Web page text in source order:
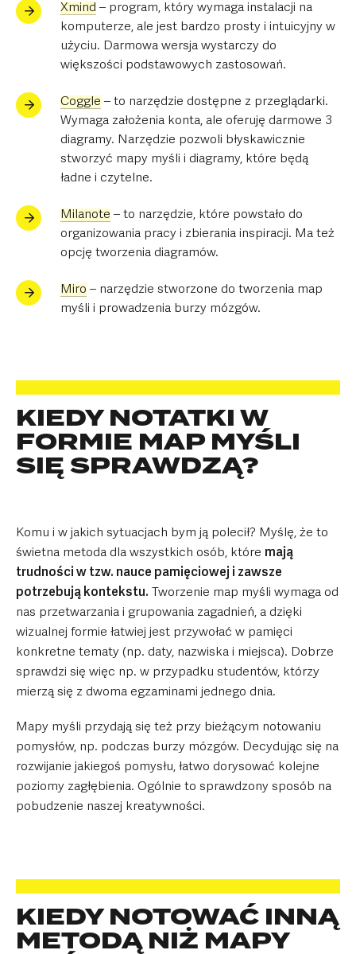
Xmind – program, który wymaga instalacji na
komputerze, ale jest bardzo prosty i intuicyjny w
użyciu. Darmowa wersja wystarczy do
większości podstawowych zastosowań.
Coggle – to narzędzie dostępne z przeglądarki.
Wymaga założenia konta, ale oferuję darmowe 3
diagramy. Narzędzie pozwoli błyskawicznie
stworzyć mapy myśli i diagramy, które będą
ładne i czytelne.
Milanote – to narzędzie, które powstało do
organizowania pracy i zbierania inspiracji. Ma też
opcję tworzenia diagramów.
Miro – narzędzie stworzone do tworzenia map
myśli i prowadzenia burzy mózgów.
KIEDY NOTATKI W
FORMIE MAP MYŚLI
SIĘ SPRAWDZĄ?
Komu i w jakich sytuacjach bym ją polecił? Myślę, że to
świetna metoda dla wszystkich osób, które mają
trudności w tzw. nauce pamięciowej i zawsze
potrzebują kontekstu. Tworzenie map myśli wymaga od
nas przetwarzania i grupowania zagadnień, a dzięki
wizualnej formie łatwiej jest przywołać w pamięci
konkretne tematy (np. daty, nazwiska i miejsca). Dobrze
sprawdzi się więc np. w przypadku studentów, którzy
mierzą się z dwoma egzaminami jednego dnia.
Mapy myśli przydają się też przy bieżącym notowaniu
pomysłów, np. podczas burzy mózgów. Decydując się na
rozwijanie jakiegoś pomysłu, łatwo dorysować kolejne
poziomy zagłębienia. Ogólnie to sprawdzony sposób na
pobudzenie naszej kreatywności.
KIEDY NOTOWAĆ INNĄ
METODĄ NIŻ MAPY